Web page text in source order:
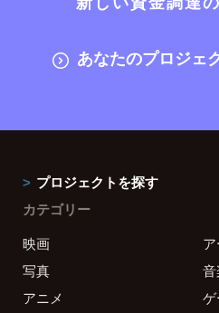
あなたのプロジェ
プロジェクトを探す
カテゴリー
映画
写真
アニメ